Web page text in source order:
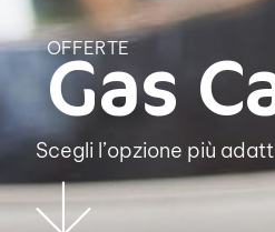
OFFERTE
Gas
Scegli l’opzione più